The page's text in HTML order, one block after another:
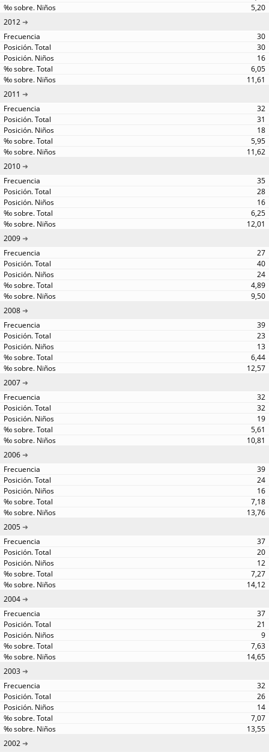
5,20
2012
30
30
16
6,05
11,61
2011
32
31
18
5,95
11,62
2010
35
28
16
6,25
12,01
2009
27
40
24
4,89
9,50
2008
39
23
13
6,44
12,57
2007
32
32
19
5,61
10,81
2006
39
24
16
7,18
13,76
2005
37
20
12
7,27
14,12
2004
37
21
9
7,63
14,65
2003
32
26
14
7,07
13,55
2002